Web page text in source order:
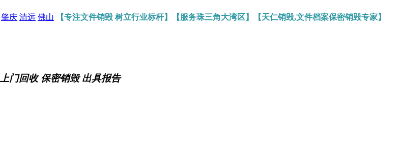
肇庆 清远 佛山 【专注文件销毁 树立行业标杆】【服务珠三角大湾区】【天仁销毁,文件档案保密销毁专家】
上门回收 保密销毁 出具报告